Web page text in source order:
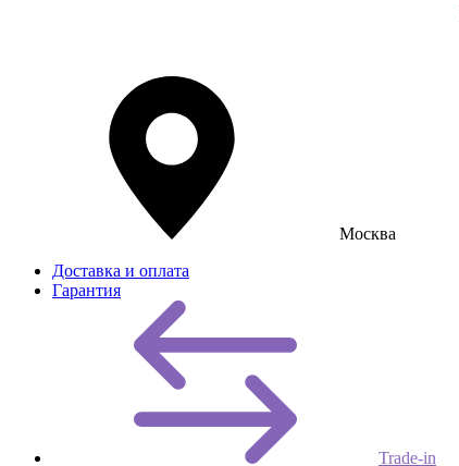
Москва
Доставка и оплата
Гарантия
Trade-in